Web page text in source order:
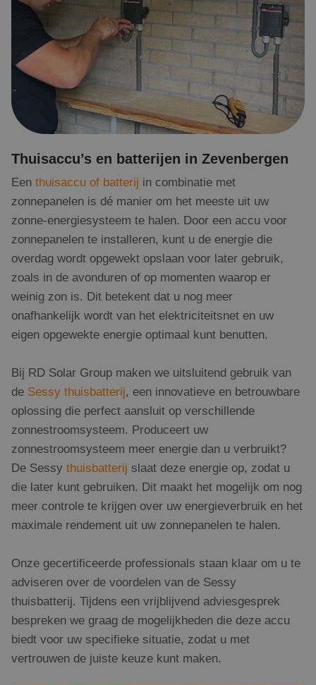
Thuisaccu’s en batterijen in Zevenbergen
Een thuisaccu of batterij in combinatie met
zonnepanelen is dé manier om het meeste uit uw
zonne-energiesysteem te halen. Door een accu voor
zonnepanelen te installeren, kunt u de energie die
overdag wordt opgewekt opslaan voor later gebruik,
zoals in de avonduren of op momenten waarop er
weinig zon is. Dit betekent dat u nog meer
onafhankelijk wordt van het elektriciteitsnet en uw
eigen opgewekte energie optimaal kunt benutten.
Bij RD Solar Group maken we uitsluitend gebruik van
de Sessy thuisbatterij, een innovatieve en betrouwbare
oplossing die perfect aansluit op verschillende
zonnestroomsysteem. Produceert uw
zonnestroomsysteem meer energie dan u verbruikt?
De Sessy thuisbatterij slaat deze energie op, zodat u
die later kunt gebruiken. Dit maakt het mogelijk om nog
meer controle te krijgen over uw energieverbruik en het
maximale rendement uit uw zonnepanelen te halen.
Onze gecertificeerde professionals staan klaar om u te
adviseren over de voordelen van de Sessy
thuisbatterij. Tijdens een vrijblijvend adviesgesprek
bespreken we graag de mogelijkheden die deze accu
biedt voor uw specifieke situatie, zodat u met
vertrouwen de juiste keuze kunt maken.